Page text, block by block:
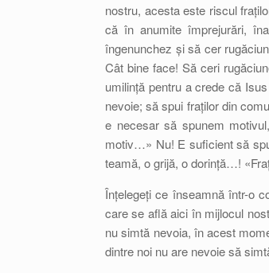
nostru, acesta este riscul
că în anumite împrejurări,
îngenunchez și să cer
Cât bine face! Să ceri
umilință pentru a crede că
nevoie; să spui fraților din
e necesar să spunem
motiv…» Nu! E suficient să
teamă, o grijă, o dorință…!
Înțelegeți ce înseamnă într-o
care se află aici în mijlocul
nu simtă nevoia, în acest
dintre noi nu are nevoie să